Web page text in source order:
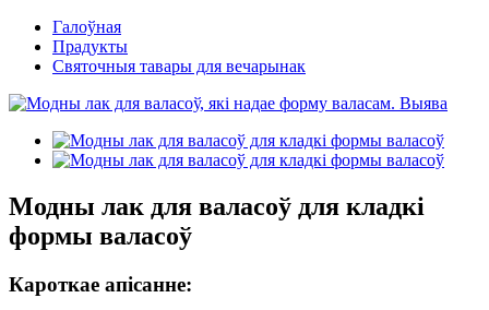
Галоўная
Прадукты
Святочныя тавары для вечарынак
Модны лак для валасоў для кладкі
формы валасоў
Кароткае апісанне: